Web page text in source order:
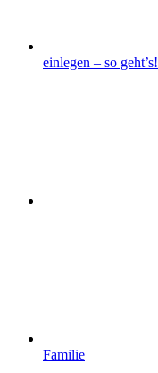
einlegen – so geht’s!
Familie